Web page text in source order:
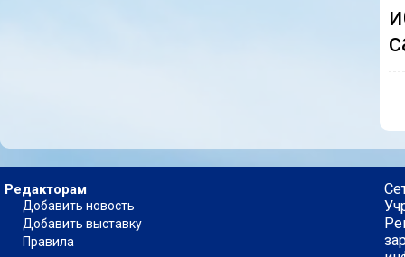
Редакторам
Добавить новость
Добавить выставку
Правила